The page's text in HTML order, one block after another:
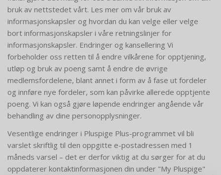
bruk av nettstedet vårt. Les mer om vår bruk av
informasjonskapsler og hvordan du kan velge eller velge
bort informasjonskapsler i våre retningslinjer for
informasjonskapsler. Endringer og kansellering Vi
forbeholder oss retten til å endre vilkårene for opptjening,
utløp og bruk av poeng samt å endre de øvrige
medlemsfordelene, blant annet i form av å fase ut fordeler
og innføre nye fordeler, som kan påvirke allerede opptjente
poeng. Vi kan også gjøre løpende endringer angående vår
behandling av dine personopplysninger.
Vesentlige endringer i Pluspige Plus-programmet vil bli
varslet skriftlig til den oppgitte e-postadressen med 1
måneds varsel – det er derfor viktig at du sørger for at du
oppdaterer kontaktinformasjonen din under "My Pluspige"